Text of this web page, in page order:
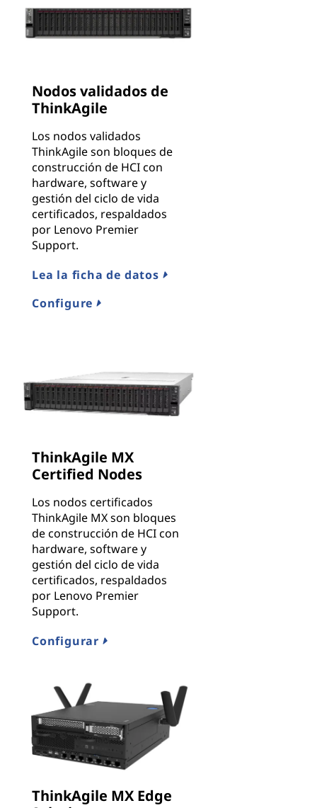
Nodos validados de
ThinkAgile
Los nodos validados
ThinkAgile son bloques de
construcción de HCI con
hardware, software y
gestión del ciclo de vida
certificados, respaldados
por Lenovo Premier
Support.
Lea la ficha de datos
Configure
ThinkAgile MX
Certified Nodes
Los nodos certificados
ThinkAgile MX son bloques
de construcción de HCI con
hardware, software y
gestión del ciclo de vida
certificados, respaldados
por Lenovo Premier
Support.
Configurar
ThinkAgile MX Edge